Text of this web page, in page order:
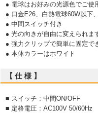
● 電球はお好みの光源色でご使
● 口金E26、白熱電球60W以下
● 中間スイッチ付き
● 光の向きが自由に変えられま
● 強力クリップで簡単に固定で
● 本体カラーはホワイト
【 仕 様 】
■ スイッチ：中間ON/OFF
■ 定格電圧：AC100V 50/60Hz